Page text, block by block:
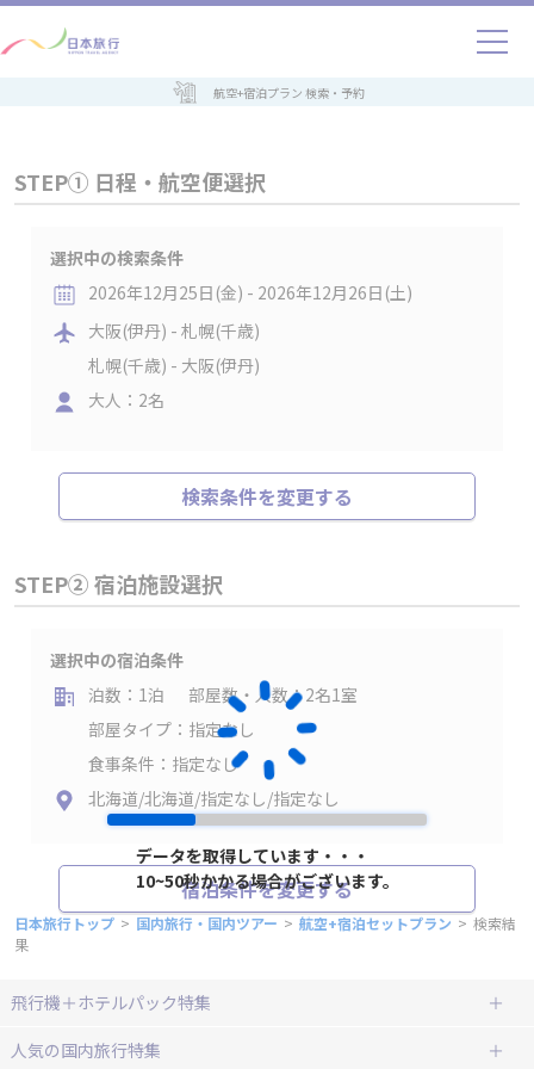
航空+宿泊プラン 検索・予約
データを取得しています・・・
10~50秒かかる場合がございます。
STEP① 日程・航空便選択
選択中の検索条件
2026年12月25日(金) - 2026年12月26日(土)
大阪(伊丹) - 札幌(千歳)
札幌(千歳) - 大阪(伊丹)
大人：2名
検索条件を変更する
STEP② 宿泊施設選択
選択中の宿泊条件
泊数：1泊
部屋数・人数：2名1室
部屋タイプ：指定なし
食事条件：指定なし
北海道/北海道/指定なし/指定なし
宿泊条件を変更する
日本旅行トップ > 国内旅行・国内ツアー > 航空+宿泊セットプラン > 検索結
果
飛行機＋ホテルパック特集
赤い風船ダイナミックパッケージ
ＪＡＬで行く飛行機+ホテルパック
人気の国内旅行特集